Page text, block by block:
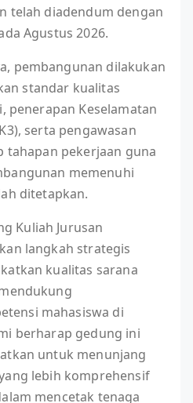
telah diadendum dengan
Agustus 2026.
pembangunan dilakukan
standar kualitas
penerapan Keselamatan
serta pengawasan
tahapan pekerjaan guna
memenuhi
ditetapkan.
Kuliah Jurusan
langkah strategis
kualitas sarana
mahasiswa di
berharap gedung ini
untuk menunjang
lebih komprehensif
mencetak tenaga